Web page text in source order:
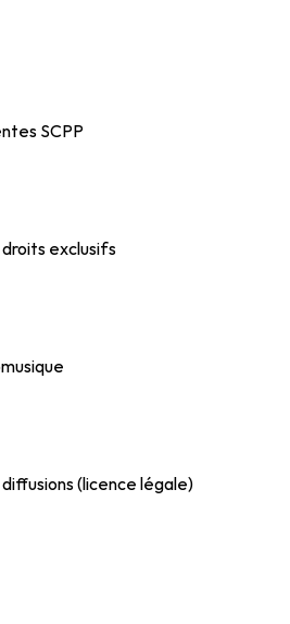
SCPP
exclusifs
(licence légale)